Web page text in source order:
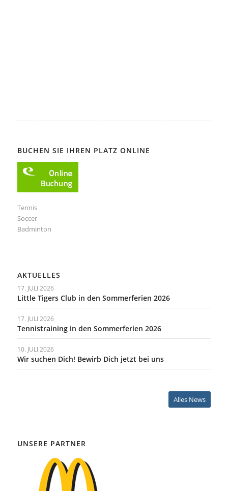
BUCHEN SIE IHREN PLATZ ONLINE
Tennis
Soccer
Badminton
AKTUELLES
17. JULI 2026
Little Tigers Club in den Sommerferien 2026
17. JULI 2026
Tennistraining in den Sommerferien 2026
10. JULI 2026
Wir suchen Dich! Bewirb Dich jetzt bei uns
Alles News
UNSERE PARTNER